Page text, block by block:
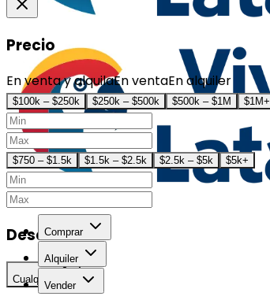
Comprar
Alquiler
Vender
Precio
En venta y alquilaEn ventaEn alquiler
$100k – $250k $250k – $500k $500k – $1M $1M+
$750 – $1.5k $1.5k – $2.5k $2.5k – $5k $5k+
Desarrollo
Cualquier